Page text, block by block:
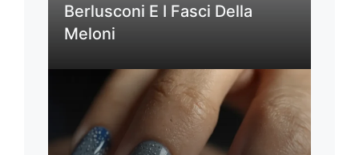
Berlusconi E I Fasci Della
Meloni